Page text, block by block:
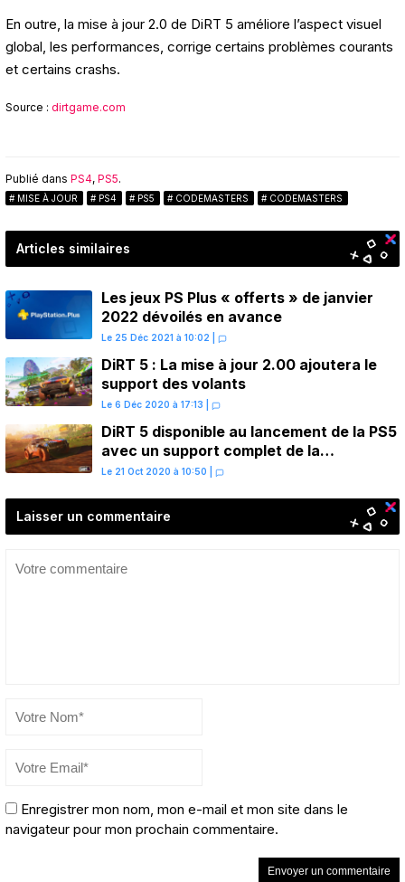
En outre, la mise à jour 2.0 de DiRT 5 améliore l’aspect visuel
global, les performances, corrige certains problèmes courants
et certains crashs.
Source : dirtgame.com
Publié dans PS4, PS5.
MISE À JOUR PS4 PS5 CODEMASTERS CODEMASTERS
Articles similaires
Les jeux PS Plus « offerts » de janvier
2022 dévoilés en avance
Le 25 Déc 2021 à 10:02
DiRT 5 : La mise à jour 2.00 ajoutera le
support des volants
Le 6 Déc 2020 à 17:13
DiRT 5 disponible au lancement de la PS5
avec un support complet de la
DualSense
Le 21 Oct 2020 à 10:50
Laisser un commentaire
Enregistrer mon nom, mon e-mail et mon site dans le
navigateur pour mon prochain commentaire.